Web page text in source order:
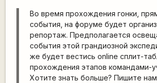
Во время прохождения гонки,
события, на форуме будет
репортаж. Предполагается
события этой грандиозной
же будет вестись online сплит-
прохождения этапов командами-
Хотите знать больше? Пишите